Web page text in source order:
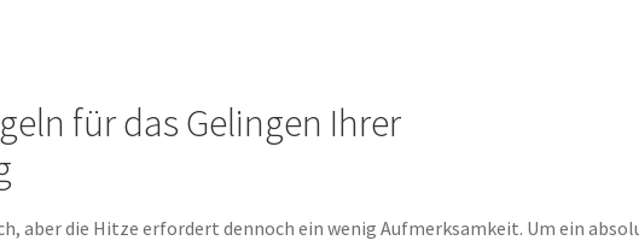
für das Gelingen Ihrer
aber die Hitze erfordert dennoch ein wenig Aufmerksamkeit. Um ein